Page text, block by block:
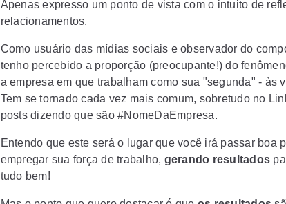
Apenas expresso um ponto de vista com o intuito de
relacionamentos.
Como usuário das mídias sociais e observador do
tenho percebido a proporção (preocupante!) do
a empresa em que trabalham como sua "segunda" - às
Tem se tornado cada vez mais comum, sobretudo no
posts dizendo que são #NomeDaEmpresa.
Entendo que este será o lugar que você irá passar boa
empregar sua força de trabalho, gerando resultados
tudo bem!